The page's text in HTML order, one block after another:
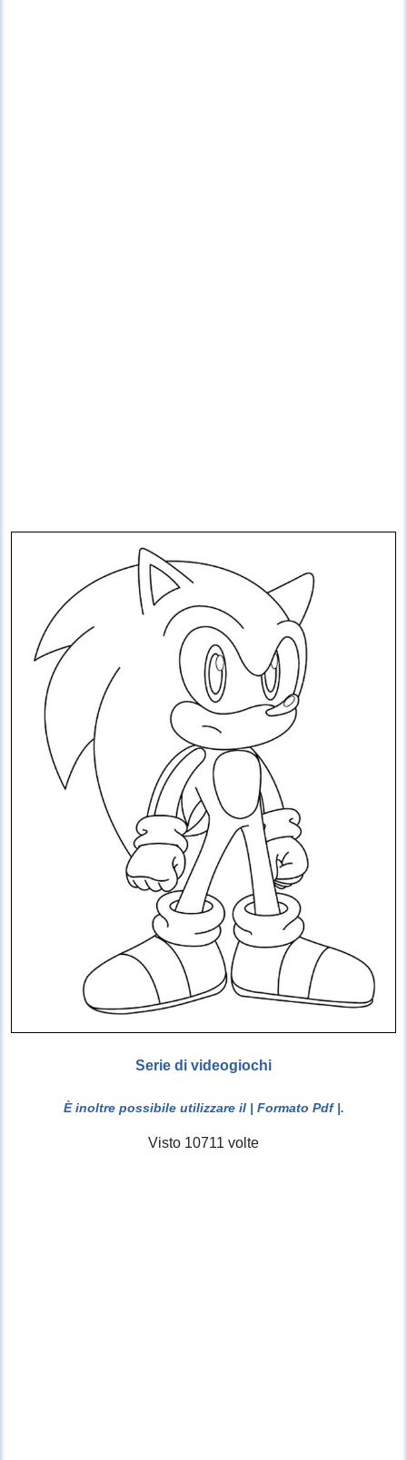
Serie di videogiochi
È inoltre possibile utilizzare il | Formato Pdf |.
Visto 10711 volte